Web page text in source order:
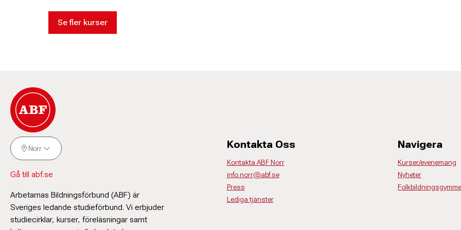
Se fler kurser
Norr
Gå till abf.se
Arbetarnas Bildningsförbund (ABF) är
Sveriges ledande studieförbund. Vi erbjuder
studiecirklar, kurser, föreläsningar samt
Kontakta Oss
Kontakta ABF Norr
info.norr@abf.se
Press
Lediga tjänster
Navigera
Kurser/evenemang
Nyheter